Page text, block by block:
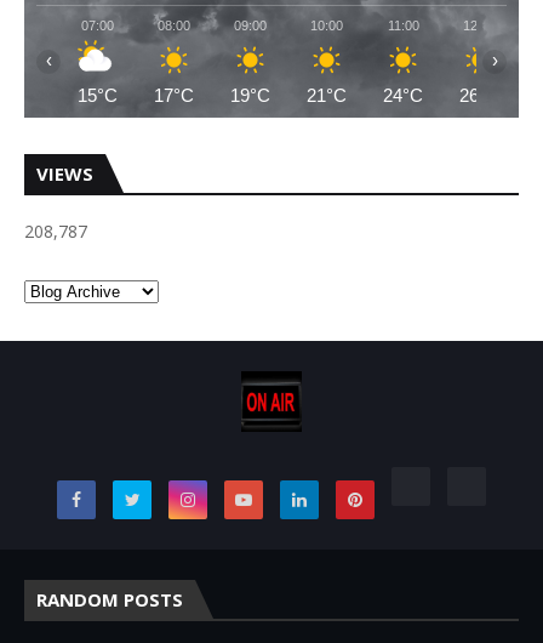
07:00
15°C
08:00
17°C
09:00
19°C
10:00
21°C
11:00
24°C
12:00
26°C
‹ ›
VIEWS
208,787
RANDOM POSTS